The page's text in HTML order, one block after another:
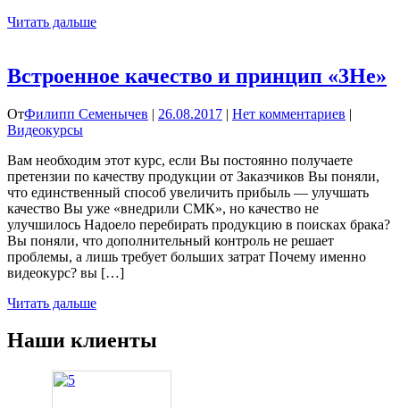
Читать дальше
Встроенное качество и принцип «3Не»
ОтФилипп Семенычев | 26.08.2017 | Нет комментариев |
Видеокурсы
Вам необходим этот курс, если Вы постоянно получаете
претензии по качеству продукции от Заказчиков Вы поняли,
что единственный способ увеличить прибыль — улучшать
качество Вы уже «внедрили СМК», но качество не
улучшилось Надоело перебирать продукцию в поисках брака?
Вы поняли, что дополнительный контроль не решает
проблемы, а лишь требует больших затрат Почему именно
видеокурс? вы […]
Читать дальше
Наши клиенты